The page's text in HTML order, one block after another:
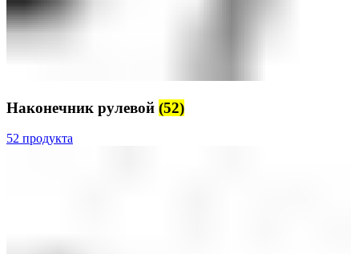
Наконечник рулевой (52)
52 продукта